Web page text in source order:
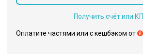
Получить счёт или КП
Оплатите частями или c кешбэком от